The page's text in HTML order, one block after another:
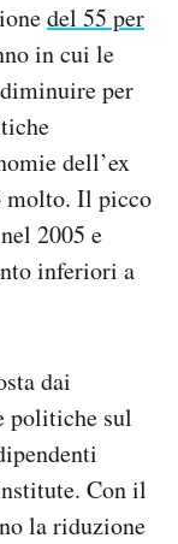
del 55 per
in cui le
per
dell’ex
molto. Il picco
2005 e
inferiori a
dai
politiche sul
Con il
la riduzione